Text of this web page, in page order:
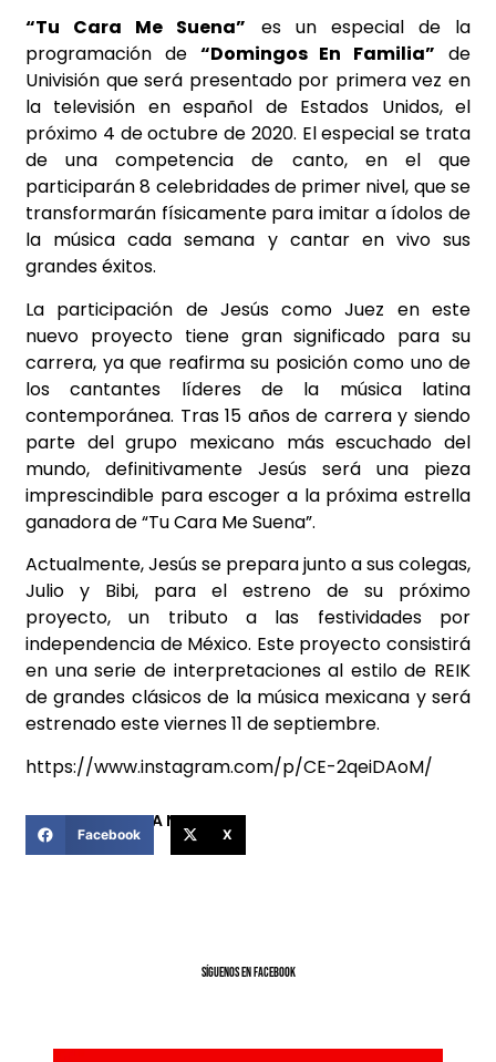
“Tu Cara Me Suena” es un especial de la
programación de “Domingos En Familia” de
Univisión que será presentado por primera vez en
la televisión en español de Estados Unidos, el
próximo 4 de octubre de 2020. El especial se trata
de una competencia de canto, en el que
participarán 8 celebridades de primer nivel, que se
transformarán físicamente para imitar a ídolos de
la música cada semana y cantar en vivo sus
grandes éxitos.
La participación de Jesús como Juez en este
nuevo proyecto tiene gran significado para su
carrera, ya que reafirma su posición como uno de
los cantantes líderes de la música latina
contemporánea. Tras 15 años de carrera y siendo
parte del grupo mexicano más escuchado del
mundo, definitivamente Jesús será una pieza
imprescindible paraescoger a la próxima estrella
ganadora de “Tu Cara Me Suena”.
Actualmente, Jesús se prepara junto a sus colegas,
Julio y Bibi, para el estreno de su próximo
proyecto, un tributo a las festividades por
independencia de México. Este proyecto consistirá
en una serie de interpretaciones al estilo de REIK
de grandes clásicos de la música mexicana y será
estrenado este viernes 11 de septiembre.
https://www.instagram.com/p/CE-2qeiDAoM/
COMPARTIR ESTA NOTICIA
Facebook X
SíGUENOS EN FACEBOOK